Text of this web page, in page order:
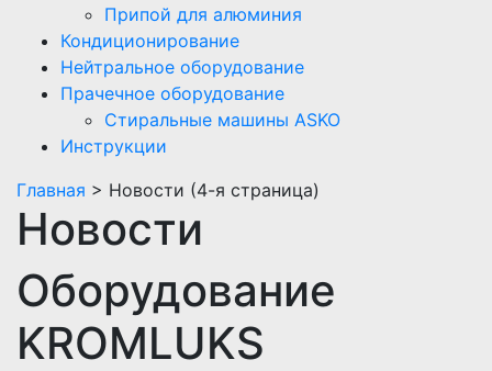
Главная > Новости (4-я страница)
Новости
Оборудование
KROMLUKS
Припой для алюминия
Кондиционирование
Нейтральное оборудование
Прачечное оборудование
Стиральные машины ASKO
Инструкции